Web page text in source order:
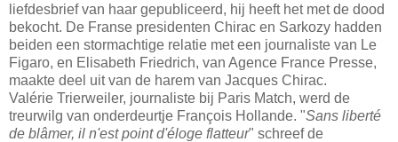
liefdesbrief van haar gepubliceerd, hij heeft het met de dood
bekocht. De Franse presidenten Chirac en Sarkozy hadden
beiden een stormachtige relatie met een journaliste van Le
Figaro, en Elisabeth Friedrich, van Agence France Presse,
maakte deel uit van de harem van Jacques Chirac.
Valérie Trierweiler, journaliste bij Paris Match, werd de
treurwilg van onderdeurtje François Hollande. "Sans liberté
de blâmer, il n'est point d'éloge flatteur" schreef de